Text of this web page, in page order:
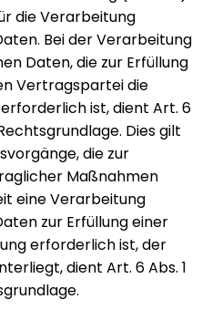
die Verarbeitung
Bei der Verarbeitung
Daten, die zur Erfüllung
Vertragspartei die
ist, dient Art. 6
Dies gilt
die zur
Maßnahmen
eine Verarbeitung
zur Erfüllung einer
erforderlich ist, der
dient Art. 6 Abs. 1